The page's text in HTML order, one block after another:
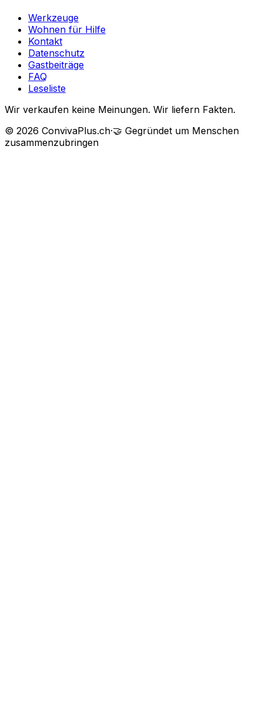
Werkzeuge
Wohnen für Hilfe
Kontakt
Datenschutz
Gastbeiträge
FAQ
Leseliste
Wir verkaufen keine Meinungen. Wir liefern Fakten.
© 2026 ConvivaPlus.ch·🤝 Gegründet um Menschen
zusammenzubringen